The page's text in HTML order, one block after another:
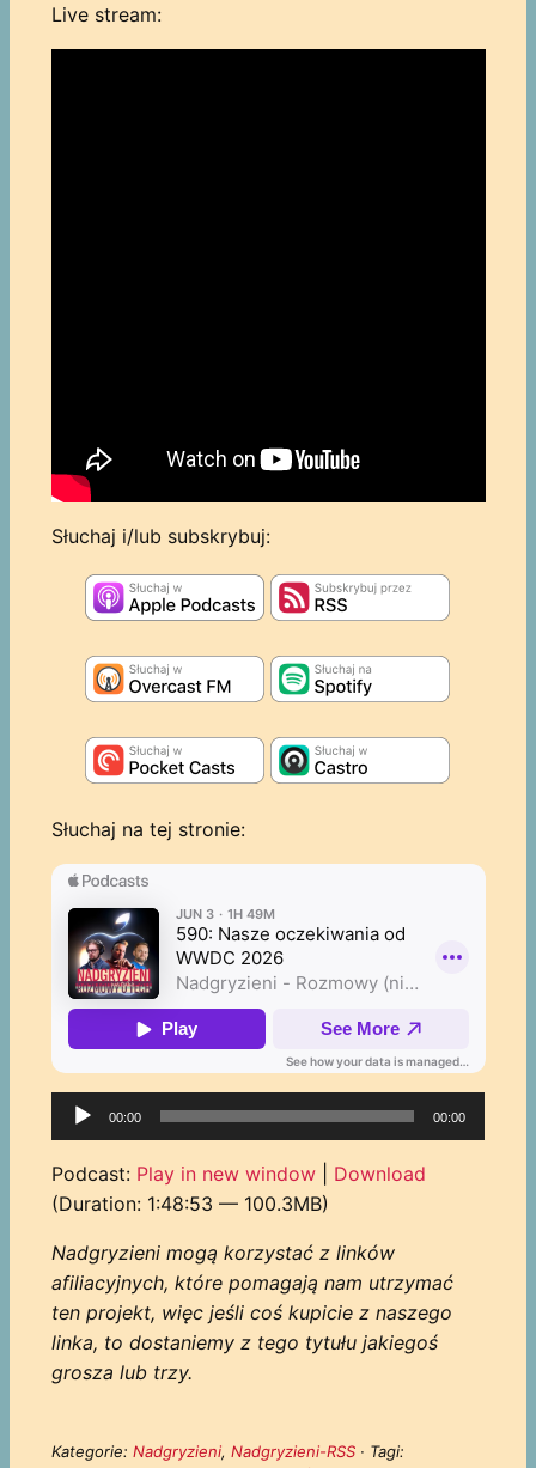
Live stream:
Słuchaj i/lub subskrybuj:
Słuchaj na tej stronie:
Odtwarzacz
plików
dźwiękowych
00:00 00:00
Podcast: Play in new window| Download
(Duration: 1:48:53 — 100.3MB)
Nadgryzieni mogą korzystać z linków
afiliacyjnych, które pomagają nam utrzymać
ten projekt, więc jeśli coś kupicie z naszego
linka, to dostaniemy z tego tytułu jakiegoś
grosza lub trzy.
Kategorie: Nadgryzieni, Nadgryzieni-RSS· Tagi: